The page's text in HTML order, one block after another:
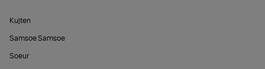
Kujten
Samsoe Samsoe
Soeur